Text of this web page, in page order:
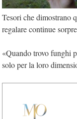
Tesori che dimostrano
regalare continue
«Quando trovo funghi
solo per la loro